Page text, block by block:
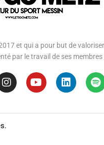
et qui a pour but de
par le travail de ses